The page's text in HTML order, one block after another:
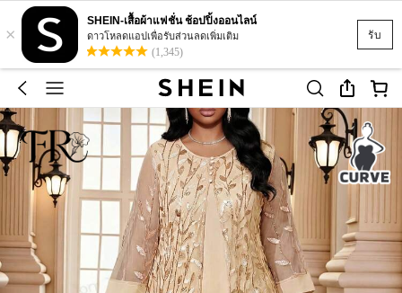
รับ
×
SHEIN-เสื้อผ้าแฟชั่น ช้อปปิ้งออนไลน์
ดาวโหลดแอปเพื่อรับส่วนลดเพิ่มเติม
(1,345)